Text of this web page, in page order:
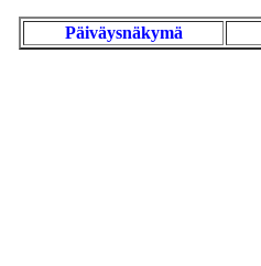
Päiväysnäkymä